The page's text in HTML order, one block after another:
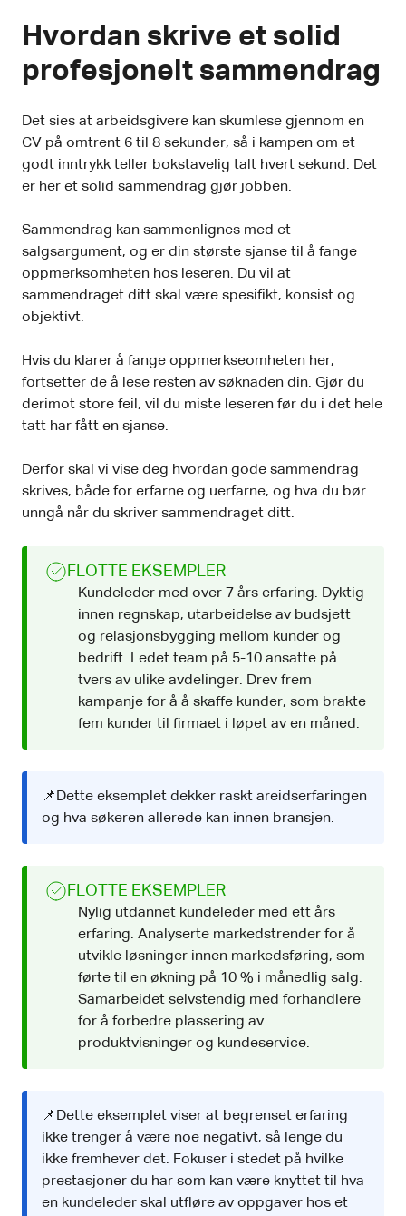
Hvordan skrive et solid
profesjonelt sammendrag
Det sies at arbeidsgivere kan skumlese gjennom en
CV på omtrent 6 til 8 sekunder, så i kampen om et
godt inntrykk teller bokstavelig talt hvert sekund. Det
er her et solid sammendrag gjør jobben.
Sammendrag kan sammenlignes med et
salgsargument, og er din største sjanse til å fange
oppmerksomheten hos leseren. Du vil at
sammendraget ditt skal være spesifikt, konsist og
objektivt.
Hvis du klarer å fange oppmerkseomheten her,
fortsetter de å lese resten av søknaden din. Gjør du
derimot store feil, vil du miste leseren før du i det hele
tatt har fått en sjanse.
Derfor skal vi vise deg hvordan gode sammendrag
skrives, både for erfarne og uerfarne, og hva du bør
unngå når du skriver sammendraget ditt.
FLOTTE EKSEMPLER
Kundeleder med over 7 års erfaring. Dyktig
innen regnskap, utarbeidelse av budsjett
og relasjonsbygging mellom kunder og
bedrift. Ledet team på 5-10 ansatte på
tvers av ulike avdelinger. Drev frem
kampanje for å å skaffe kunder, som brakte
fem kunder til firmaet i løpet av en måned.
📌Dette eksemplet dekker raskt areidserfaringen
og hva søkeren allerede kan innen bransjen.
FLOTTE EKSEMPLER
Nylig utdannet kundeleder med ett års
erfaring. Analyserte markedstrender for å
utvikle løsninger innen markedsføring, som
førte til en økning på 10 % i månedlig salg.
Samarbeidet selvstendig med forhandlere
for å forbedre plassering av
produktvisninger og kundeservice.
📌Dette eksemplet viser at begrenset erfaring
ikke trenger å være noe negativt, så lenge du
ikke fremhever det. Fokuser i stedet på hvilke
prestasjoner du har som kan være knyttet til hva
en kundeleder skal utfløre av oppgaver hos et